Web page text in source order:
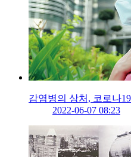
감염병의 상처, 코로나
2022-06-07 08:23